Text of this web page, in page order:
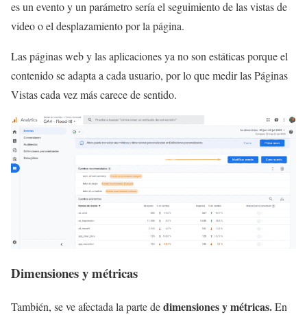
es un evento y un parámetro sería el seguimiento de las vistas de
video o el desplazamiento por la página.
Las páginas web y las aplicaciones ya no son estáticas porque el
contenido se adapta a cada usuario, por lo que medir las Páginas
Vistas cada vez más carece de sentido.
Dimensiones y métricas
También, se ve afectada la parte dedimensiones y métricas.En